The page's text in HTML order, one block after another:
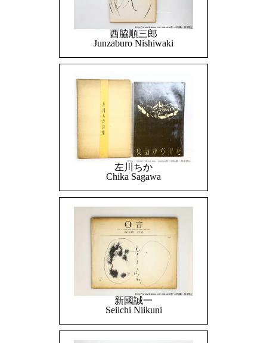
西脇順三郎
Junzaburo Nishiwaki
左川ちか
Chika Sagawa
新國誠一
Seiichi Niikuni